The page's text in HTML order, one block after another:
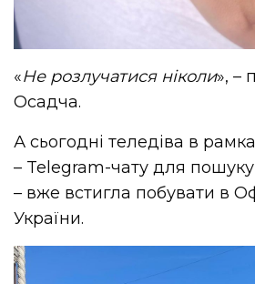
«Не розлучатися ніколи», –
Осадча.
А сьогодні теледіва в
– Telegram-чату для
– вже встигла побувати в
України.